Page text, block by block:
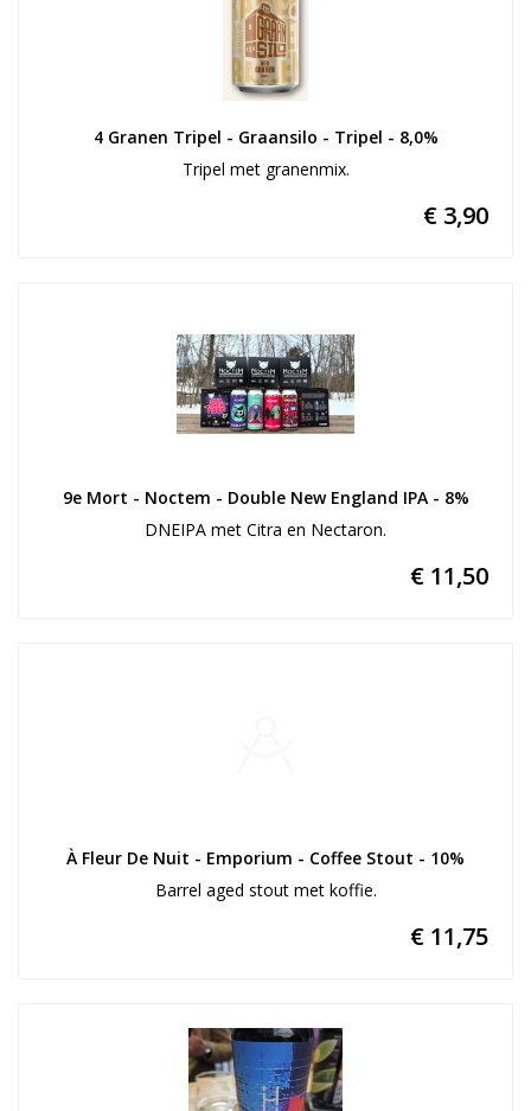
4 Granen Tripel - Graansilo - Tripel - 8,0%
Tripel met granenmix.
€ 3,90
9e Mort - Noctem - Double New England IPA - 8%
DNEIPA met Citra en Nectaron.
€ 11,50
À Fleur De Nuit - Emporium - Coffee Stout - 10%
Barrel aged stout met koffie.
€ 11,75